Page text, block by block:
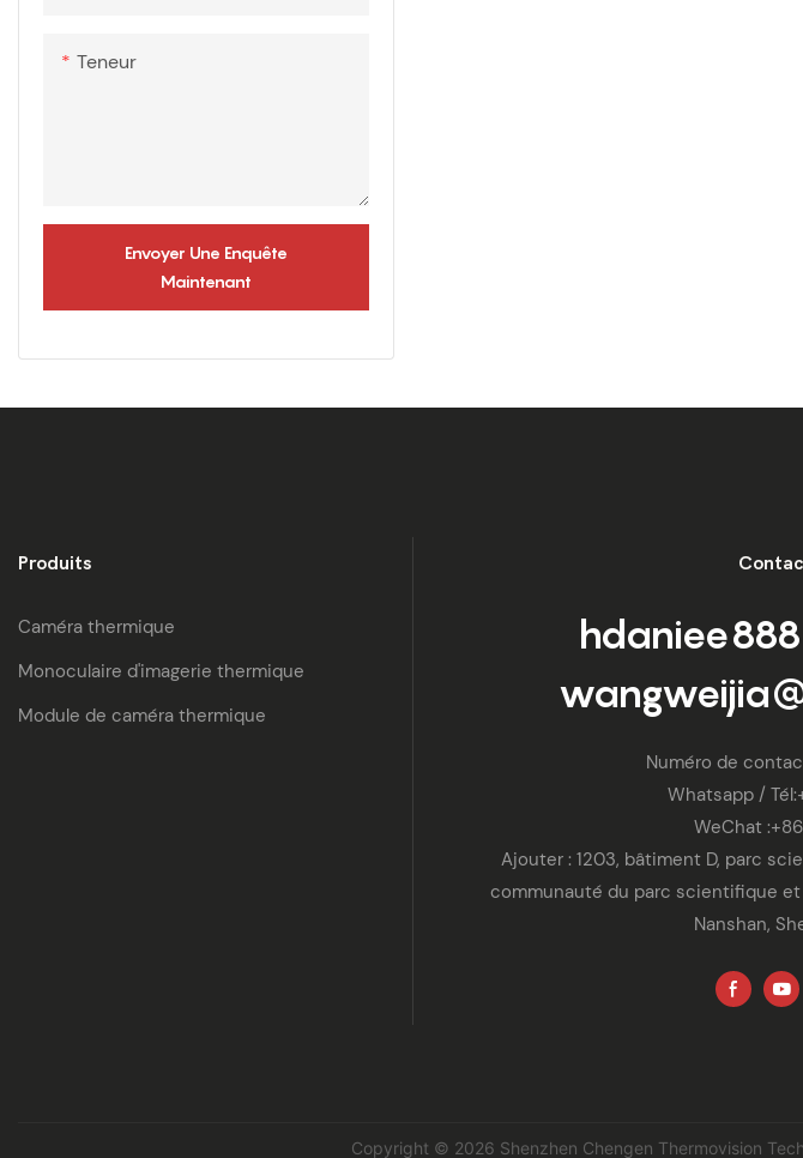
Teneur
Envoyer Une Enquête
Maintenant
Produits
Caméra thermique
Monoculaire d'imagerie thermique
Module de caméra thermique
Numéro de
Whatsapp/ Tél:
WeChat :
Ajouter : 1203, bâtiment D, parc
communauté du parc scientifique
Nanshan,
Copyright © 2026 Shenzhen Chengen Thermovision